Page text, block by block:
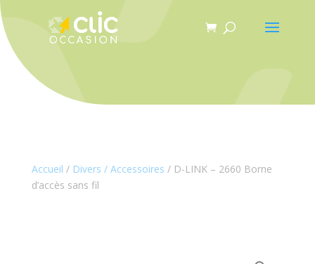
Accueil / Divers / Accessoires / D-LINK – 2660 Borne
d’accès sans fil
Panneau de gestion des cookies